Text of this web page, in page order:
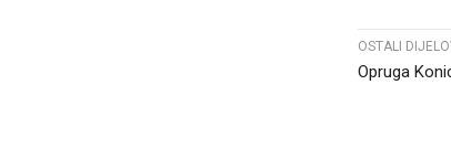
OSTALI
Opruga